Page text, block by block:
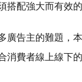
搭配強大而有效
廣告主的難題，
消費者線上線下的